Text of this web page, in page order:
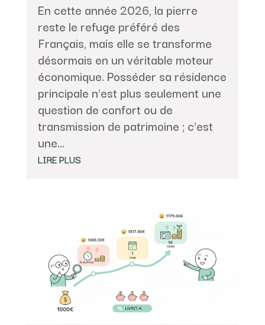
En cette année 2026, la pierre
reste le refuge préféré des
Français, mais elle se transforme
désormais en un véritable moteur
économique. Posséder sa résidence
principale n'est plus seulement une
question de confort ou de
transmission de patrimoine ; c'est
une...
LIRE PLUS